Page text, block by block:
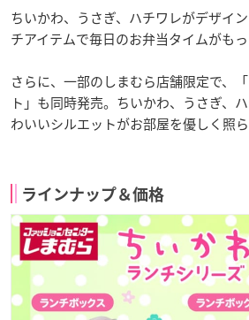
ちいかわ、うさぎ、ハチワレがデザイ
チアイテムで毎日のお弁当タイムがもっ
さらに、一部のしまむら店舗限定で、
ト」も同時発売。ちいかわ、うさぎ、
わいいシルエットがお部屋を優しく照ら
ラインナップ＆価格